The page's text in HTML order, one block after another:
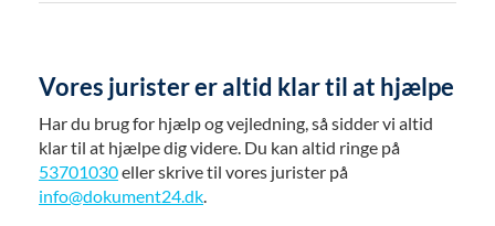
Vores jurister er altid klar til at hjælpe
Har du brug for hjælp og vejledning, så sidder vi altid
klar til at hjælpe dig videre. Du kan altid ringe på
53701030eller skrive til vores jurister på
info@dokument24.dk.